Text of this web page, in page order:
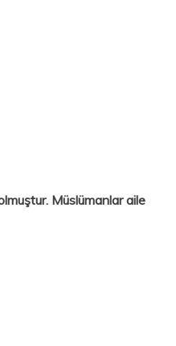
Müslümanlar aile